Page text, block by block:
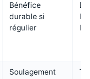
Bénéfice
durable si
régulier
la
Soulagement